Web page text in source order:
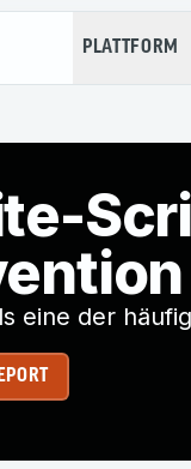
PLATTFORM
eine der